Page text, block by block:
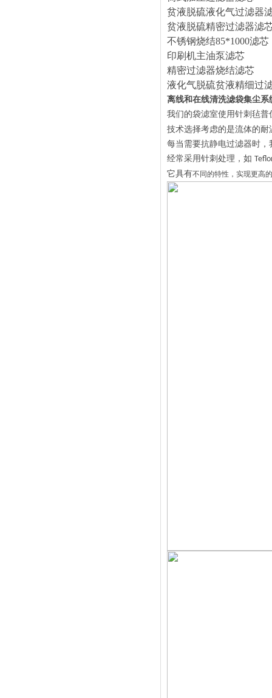
贫液脱硫液化气过滤器
贫液脱硫精密过滤器滤
不锈钢烧结85*1000滤芯
印刷机主油泵滤芯
精密过滤器烧结滤芯
液化气脱硫贫液精细过
离线和在线清洗滤袋集尘系
我们的袋滤室使用针刺毡普
技术选择考虑的是流体的
每当需要抗静电过滤器时
经常采用针刺处理，如
它具有不同的特性，实现更高